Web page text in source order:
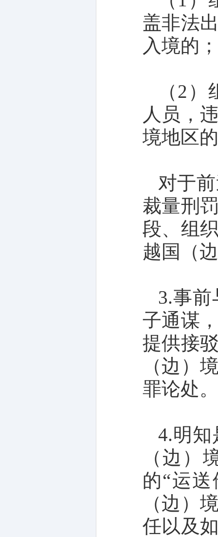
盖非法
入境的；
（2
人员，
境地区
对于
裁量刑
段、组
越国（
3.事
子通谋
提供接
（边）
罪论处。
4.明
（边）
的“运
（边）
任以及